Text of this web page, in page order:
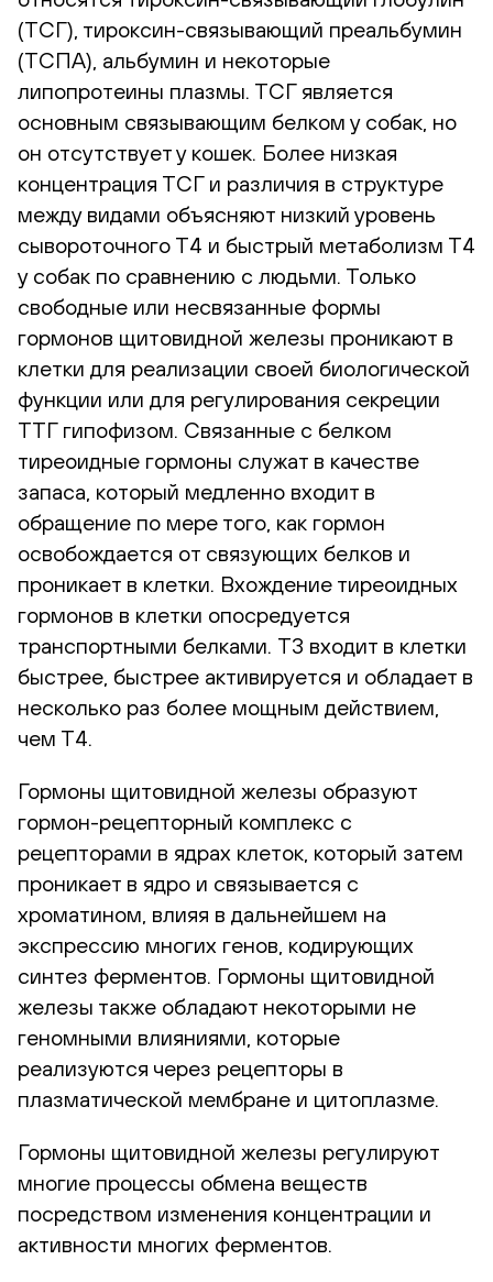
(ТСГ), тироксин-связывающий преальбумин
(ТСПА), альбумин и некоторые
липопротеины плазмы. ТСГ является
основным связывающим белком у собак, но
он отсутствует у кошек. Более низкая
концентрация ТСГ и различия в структуре
между видами объясняют низкий уровень
сывороточного Т4 и быстрый метаболизм Т4
у собак по сравнению с людьми. Только
свободные или несвязанные формы
гормонов щитовидной железы проникают в
клетки для реализации своей биологической
функции или для регулирования секреции
ТТГ гипофизом. Связанные с белком
тиреоидные гормоны служат в качестве
запаса, который медленно входит в
обращение по мере того, как гормон
освобождается от связующих белков и
проникает в клетки. Вхождение тиреоидных
гормонов в клетки опосредуется
транспортными белками. T3 входит в клетки
быстрее, быстрее активируется и обладает в
несколько раз более мощным действием,
чем Т4.
Гормоны щитовидной железы образуют
гормон-рецепторный комплекс с
рецепторами в ядрах клеток, который затем
проникает в ядро и связывается с
хроматином, влияя в дальнейшем на
экспрессию многих генов, кодирующих
синтез ферментов. Гормоны щитовидной
железы также обладают некоторыми не
геномными влияниями, которые
реализуются через рецепторы в
плазматической мембране и цитоплазме.
Гормоны щитовидной железы регулируют
многие процессы обмена веществ
посредством изменения концентрации и
активности многих ферментов.